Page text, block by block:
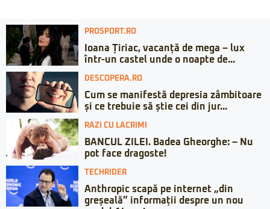
PROSPORT.RO
Ioana Țiriac, vacanță de mega – lux
într-un castel unde o noapte de...
DESCOPERA.RO
Cum se manifestă depresia zâmbitoare
și ce trebuie să știe cei din jur...
RAZI CU LACRIMI
BANCUL ZILEI. Badea Gheorghe: – Nu
pot face dragoste!
TECHRIDER
Anthropic scapă pe internet „din
greșeală” informații despre un nou